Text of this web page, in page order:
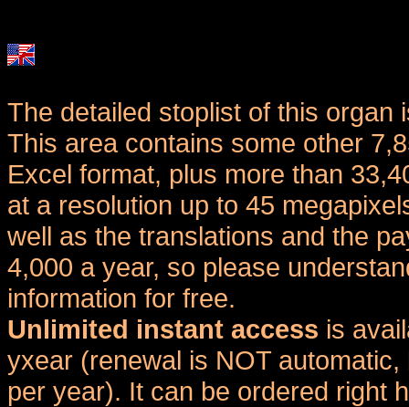
The detailed stoplist of this
This area contains some other
Excel format, plus more than
at a resolution up to 45
well as the translations and the
4,000 a year, so please
information for free.
Unlimited instant access is
yxear (renewal is NOT
per year). It can be ordered right